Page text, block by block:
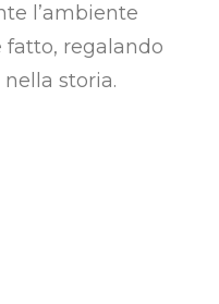
l’ambiente
fatto, regalando
storia.